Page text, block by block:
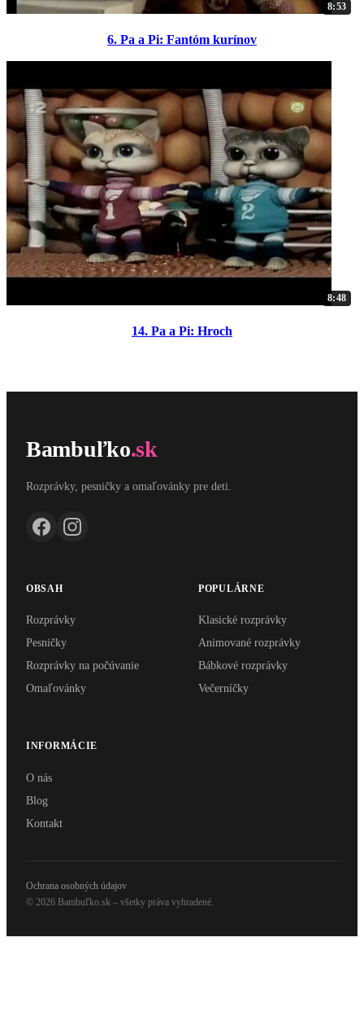
8:53
6. Pa a Pi: Fantóm kurínov
8:48
14. Pa a Pi: Hroch
Bambuľko.sk
Rozprávky, pesničky a omaľovánky pre deti.
OBSAH
Rozprávky
Pesničky
Rozprávky na počúvanie
Omaľovánky
POPULÁRNE
Klasické rozprávky
Animované rozprávky
Bábkové rozprávky
Večerníčky
INFORMÁCIE
O nás
Blog
Kontakt
© 2026 Bambuľko.sk – všetky práva vyhradené.
Ochrana osobných údajov